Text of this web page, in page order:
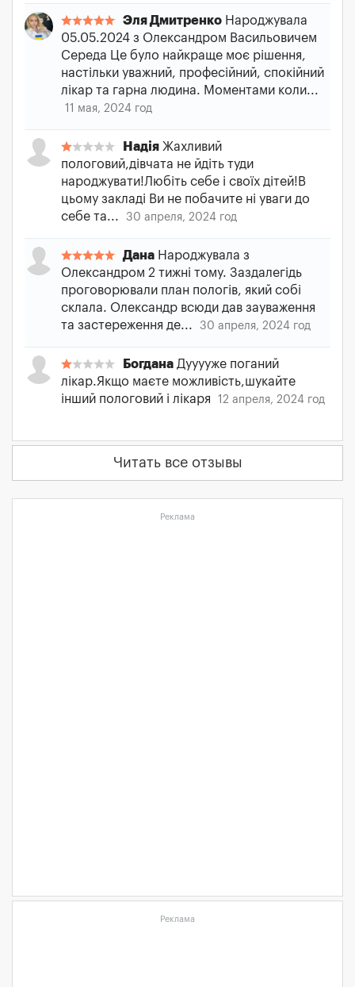
Эля Дмитренко Народжувала
05.05.2024 з Олександром Васильовичем
Середа Це було найкраще моє рішення,
настільки уважний, професійний, спокійний
лікар та гарна людина. Моментами коли...
11 мая, 2024 год
Надія Жахливий
пологовий,дівчата не йдіть туди
народжувати!Любіть себе і своїх дітей!В
цьому закладі Ви не побачите ні уваги до
себе та...
30 апреля, 2024 год
Дана Народжувала з
Олександром 2 тижні тому. Заздалегідь
проговорювали план пологів, який собі
склала. Олександр всюди дав зауваження
та застереження де...
30 апреля, 2024 год
Богдана Дууууже поганий
лікар.Якщо маєте можливість,шукайте
інший пологовий і лікаря
12 апреля, 2024 год
Читать все отзывы
Реклама
Реклама